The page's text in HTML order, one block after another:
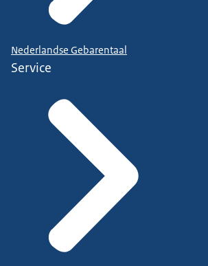
Nederlandse Gebarentaal
Service